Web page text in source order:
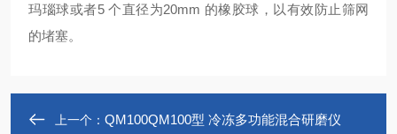
玛瑙球或者5 个直径为20mm 的橡胶球，以有效防止筛网
的堵塞。
上一个： QM100QM100型 冷冻多功能混合研磨仪